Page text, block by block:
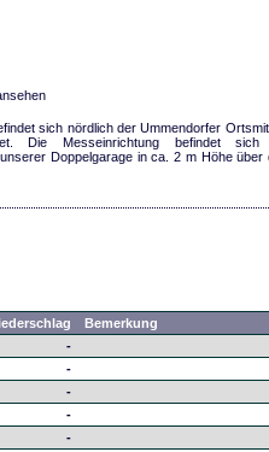
sich nördlich der Ummendorfer
Die Messeinrichtung befindet
Doppelgarage in ca. 2 m Höhe über
Bemerkung
-
-
-
-
-